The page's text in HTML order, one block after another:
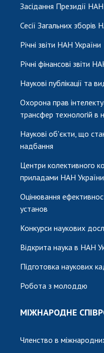
Засідання Президії
Сесії Загальних зборів
Річні звіти НАН України
Річні фінансові звіти
Наукові публікації та
Охорона прав
трансфер технологій в
Наукові об'єкти, що
надбання
Центри колективного
приладами НАН України
Оцінювання
установ
Конкурси наукових
Відкрита наука в НАН
Підготовка наукових
Робота з молоддю
МІЖНАРОДНЕ
Членство в